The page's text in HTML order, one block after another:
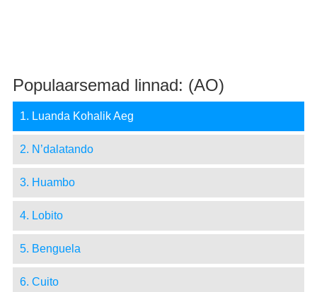
Populaarsemad linnad: (AO)
1. Luanda Kohalik Aeg
2. N’dalatando
3. Huambo
4. Lobito
5. Benguela
6. Cuito